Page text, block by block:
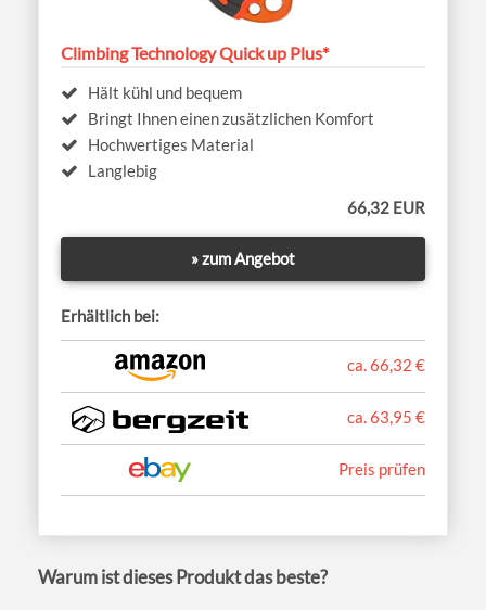
Climbing Technology Quick up Plus*
Hält kühl und bequem
Bringt Ihnen einen zusätzlichen Komfort
Hochwertiges Material
Langlebig
66,32 EUR
» zum Angebot
Erhältlich bei:
ca. 66,32 €
ca. 63,95 €
Preis prüfen
Warum ist dieses Produkt das beste?